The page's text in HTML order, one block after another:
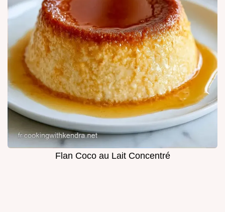
Flan Coco au Lait Concentré